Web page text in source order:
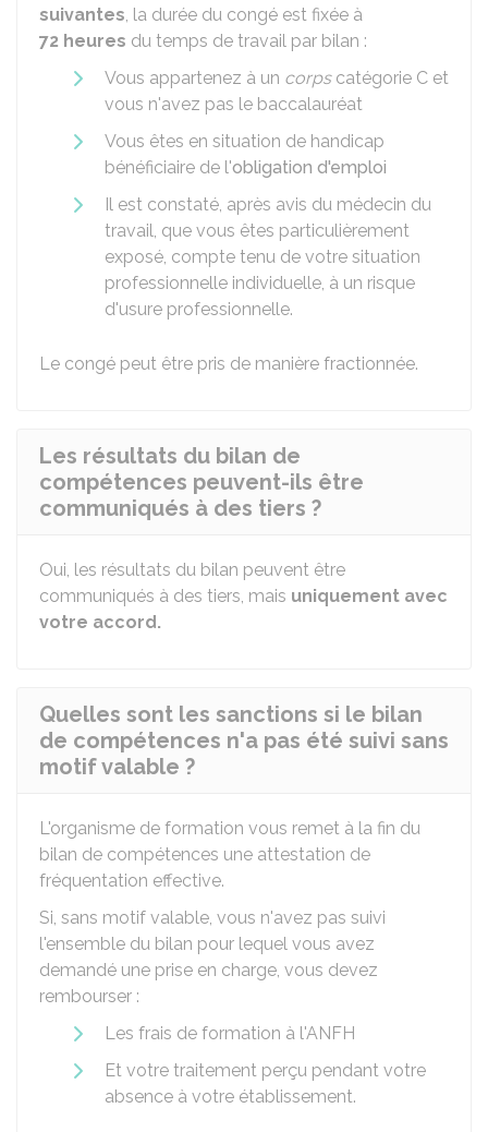
suivantes, la durée du congé est fixée à
72 heures du temps de travail par bilan :
Vous appartenez à un corpscatégorie C et
vous n'avez pas le baccalauréat
Vous êtes en situation de handicap
bénéficiaire de l'obligation d'emploi
Il est constaté, après avis du médecin du
travail, que vous êtes particulièrement
exposé, compte tenu de votre situation
professionnelle individuelle, à un risque
d'usure professionnelle.
Le congé peut être pris de manière fractionnée.
Les résultats du bilan de
compétences peuvent-ils être
communiqués à des tiers ?
Oui, les résultats du bilan peuvent être
communiqués à des tiers, mais uniquement avec
votre accord.
Quelles sont les sanctions si le bilan
de compétences n'a pas été suivi sans
motif valable ?
L'organisme de formation vous remet à la fin du
bilan de compétences une attestation de
fréquentation effective.
Si, sans motif valable, vous n'avez pas suivi
l'ensemble du bilan pour lequel vous avez
demandé une prise en charge, vous devez
rembourser :
Les frais de formation à l'ANFH
Et votre traitement perçu pendant votre
absence à votre établissement.